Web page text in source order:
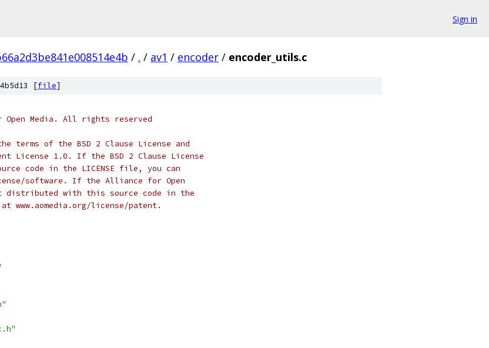
Sign in
/ . / av1 / encoder / encoder_utils.c
[file]
Media. All rights reserved
terms of the BSD 2 Clause License and
License 1.0. If the BSD 2 Clause License
code in the LICENSE file, you can
software. If the Alliance for Open
distributed with this source code in the
www.aomedia.org/license/patent.